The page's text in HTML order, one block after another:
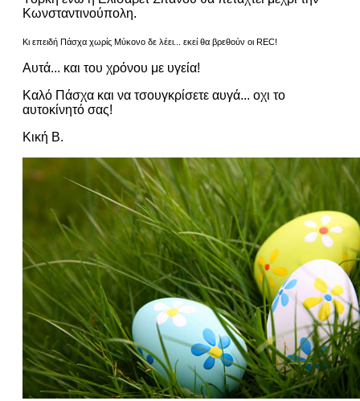
Κωνσταντινούπολη.
Κι επειδή Πάσχα χωρίς Μύκονο δε λέει... εκεί θα βρεθούν οι REC!
Αυτά... και του χρόνου με υγεία!
Καλό Πάσχα και να τσουγκρίσετε αυγά... οχι το
αυτοκίνητό σας!
Κική Β.